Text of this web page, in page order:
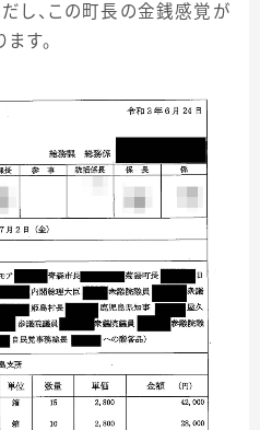
し、この町長の金銭感覚が
す。